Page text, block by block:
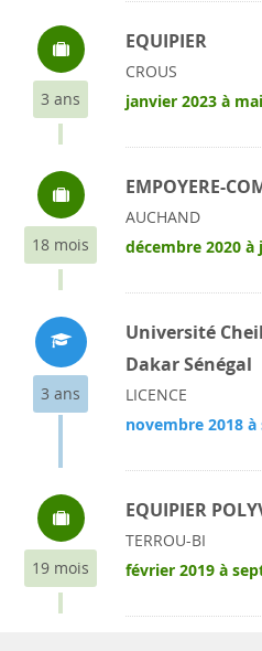
3 ans
EQUIPIER
CROUS
janvier 2023 à
18 mois
EMPOYERE-
AUCHAND
décembre 2020 à
3 ans
Université
Dakar Sénégal
LICENCE
novembre 2018
19 mois
EQUIPIER
TERROU-BI
février 2019 à